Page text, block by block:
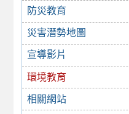
防災教育
災害潛勢地圖
宣導影片
環境教育
相關網站